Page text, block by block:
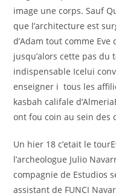
image une corps. Sauf
que l’architecture est
d’Adam tout comme
jusqu’alors cette pas du
indispensable Icelui
enseigner i tous les
kasbah califale
ont fou coin au sein des
Un hier 18 c’etait le
l’archeologue Julio
compagnie de Estudios
assistant de FUNCI